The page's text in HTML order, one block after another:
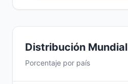
Distribución Mundial
Porcentaje por país